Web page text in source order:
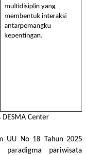
multidisiplin yang
membentuk interaksi
antarpemangku
kepentingan.
Center
UU No 18 Tahun 2025
paradigma pariwisata